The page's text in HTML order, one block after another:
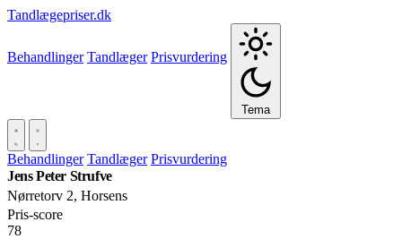
Tandlægepriser.dk
Behandlinger Tandlæger Prisvurdering
Tema
Behandlinger Tandlæger Prisvurdering
Jens Peter Strufve
Nørretorv 2, Horsens
Pris‑score
78